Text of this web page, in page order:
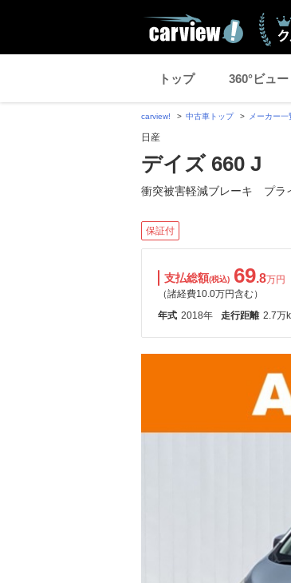
トップ 360°ビュー
carview! 中古車トップ メーカー一
日産
デイズ 660 J
衝突被害軽減ブレーキ プラ
保証付
支払総額(税込) 69.8万円
（諸経費10.0万円含む）
年式 2018年 走行距離 2.7万